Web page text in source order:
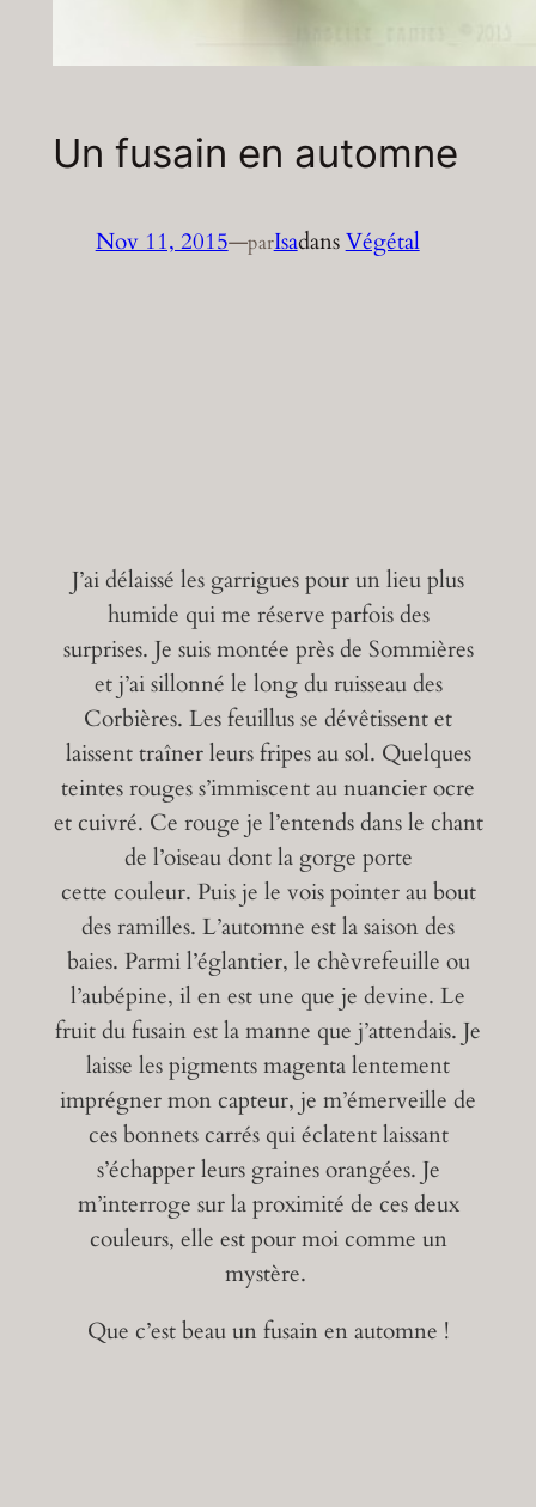
Un fusain en automne
Nov 11, 2015—parIsadansVégétal
J’ai délaissé les garrigues pour un lieu plus
humide qui me réserve parfois des
surprises. Je suis montée près de Sommières
et j’ai sillonné le long du ruisseau des
Corbières. Les feuillus se dévêtissent et
laissent traîner leurs fripes au sol. Quelques
teintes rouges s’immiscent au nuancier ocre
et cuivré. Ce rouge je l’entends dans le chant
de l’oiseau dont la gorge porte
cette couleur. Puis je le vois pointer au bout
des ramilles. L’automne est la saison des
baies. Parmi l’églantier, le chèvrefeuille ou
l’aubépine, il en est une que je devine. Le
fruit du fusain est la manne que j’attendais. Je
laisse les pigments magenta lentement
imprégner mon capteur, je m’émerveille de
ces bonnets carrés qui éclatent laissant
s’échapper leurs graines orangées. Je
m’interroge sur la proximité de ces deux
couleurs, elle est pour moi comme un
mystère.
Que c’est beau un fusain en automne !